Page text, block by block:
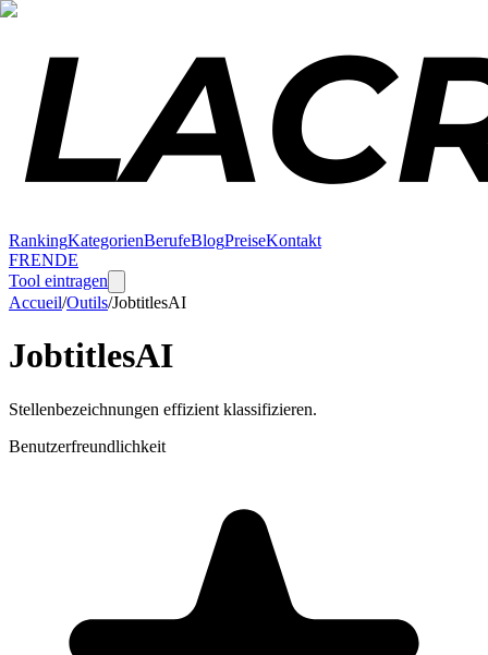
RankingKategorienBerufeBlogPreiseKontakt
FRENDE
Tool eintragen
Accueil/Outils/JobtitlesAI
JobtitlesAI
Stellenbezeichnungen effizient klassifizieren.
Benutzerfreundlichkeit